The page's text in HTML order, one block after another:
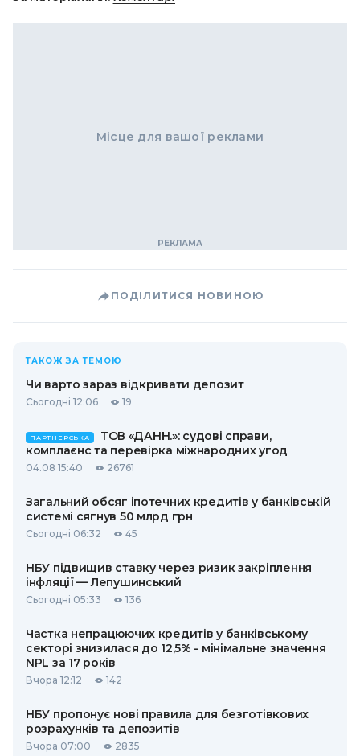
Місце для вашої реклами
ПОДІЛИТИСЯ НОВИНОЮ
ТАКОЖ ЗА ТЕМОЮ
Чи варто зараз відкривати депозит
Сьогодні 12:06 19
ПАРТНЕРСЬКА
ТОВ «ДАНН.»: судові справи,
комплаєнс та перевірка міжнародних угод
04.08 15:40 26761
Загальний обсяг іпотечних кредитів у банківській
системі сягнув 50 млрд грн
Сьогодні 06:32 45
НБУ підвищив ставку через ризик закріплення
інфляції — Лепушинський
Сьогодні 05:33 136
Частка непрацюючих кредитів у банківському
секторі знизилася до 12,5% - мінімальне значення
NPL за 17 років
Вчора 12:12 142
НБУ пропонує нові правила для безготівкових
розрахунків та депозитів
Вчора 07:00 2835